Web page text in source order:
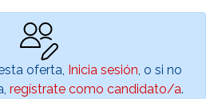
oferta, Inicia sesión , o si no
regístrate como candidato/a.